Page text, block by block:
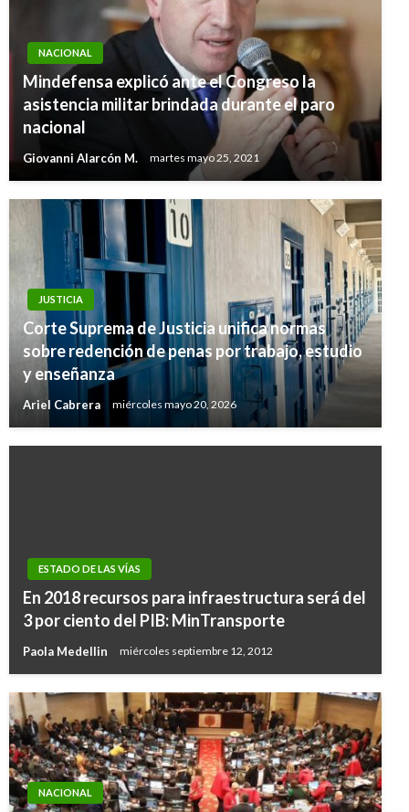
NACIONAL
Mindefensa explicó ante el Congreso la
asistencia militar brindada durante el paro
nacional
Giovanni Alarcón M. martes mayo 25, 2021
JUSTICIA
Corte Suprema de Justicia unifica normas
sobre redención de penas por trabajo, estudio
y enseñanza
Ariel Cabrera miércoles mayo 20, 2026
ESTADO DE LAS VÍAS
En 2018 recursos para infraestructura será del
3 por ciento del PIB: MinTransporte
Paola Medellin miércoles septiembre 12, 2012
NACIONAL